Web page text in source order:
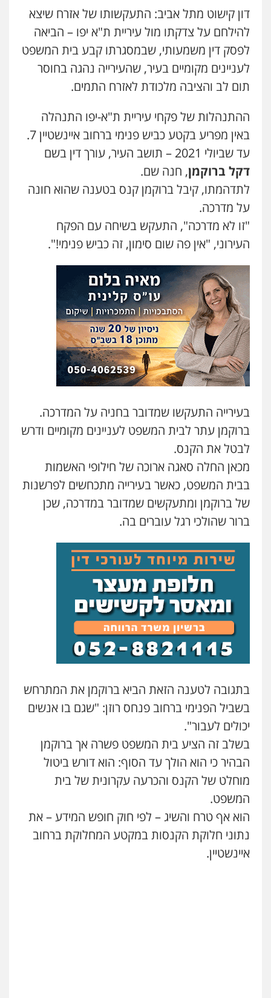
דון קישוט מתל אביב: התעקשותו של אזרח שיצא
להילחם על צדקתו מול עיריית ת"א יפו – הביאה
לפסק דין משמעותי, שבמסגרתו קבע בית המשפט
לעניינים מקומיים בעיר, שהעירייה נהגה בחוסר
תום לב והציבה מלכודת לאזרח התמים.
ההתנהלות של פקחי עיריית ת"א-יפו התנהלה
באין מפריע בקטע כביש פנימי ברחוב איינשטיין 7.
עד שביולי 2021 – תושב העיר, עורך דין בשם
דקל ברוקמן, חנה שם.
לתדהמתו, קיבל ברוקמן קנס בטענה שהוא חונה
על מדרכה.
"זו לא מדרכה", התעקש בשיחה עם הפקח
העירוני, "אין פה שום סימון, זה כביש פנימי!".
בעירייה התעקשו שמדובר בחניה על המדרכה.
ברוקמן עתר לבית המשפט לעניינים מקומיים ודרש
לבטל את הקנס.
מכאן החלה סאגה ארוכה של חילופי האשמות
בבית המשפט, כאשר בעירייה מתכחשים לפרשנות
של ברוקמן ומתעקשים שמדובר במדרכה, שכן
ברור שהולכי רגל עוברים בה.
בתגובה לטענה הזאת הביא ברוקמן את המתרחש
בשביל הפנימי ברחוב פנחס רוזן: "שגם בו אנשים
יכולים לעבור".
בשלב זה הציע בית המשפט פשרה אך ברוקמן
הבהיר כי הוא הולך עד הסוף: הוא דורש ביטול
מוחלט של הקנס והכרעה עקרונית של בית
המשפט.
הוא אף טרח והשיג – לפי חוק חופש המידע – את
נתוני חלוקת הקנסות במקטע המחלוקת ברחוב
איינשטיין.